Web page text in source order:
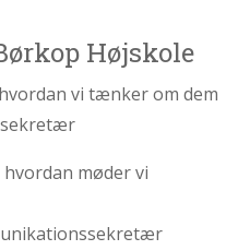
Højskole
vi tænker om dem
hvordan møder vi